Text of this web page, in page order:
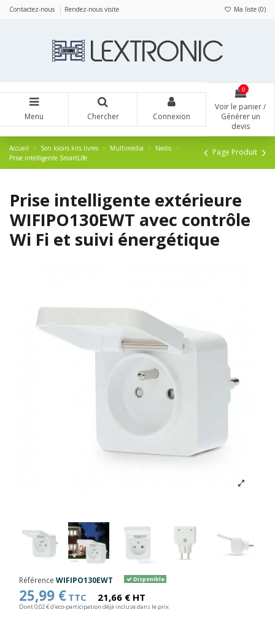
Contactez-nous Rendez-nous visite Ma liste (0)
Menu Chercher Connexion
0
Voir le panier /
Générer un
devis
Accueil Son loisirs kits livres Multimédia
Nedis
Prise intelligente SmartLife
Page Produit
Prise intelligente extérieure
WIFIPO130EWT avec contrôle
Wi Fi et suivi énergétique
Référence WIFIPO130EWT Disponible
25,99 € TTC 21,66 € HT
Dont 0,02 € d'eco-participation déjà incluse dans le prix
Panneau de gestion des cookies